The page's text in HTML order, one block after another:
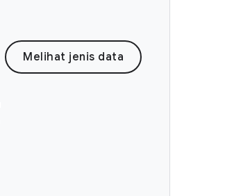
Melihat jenis data